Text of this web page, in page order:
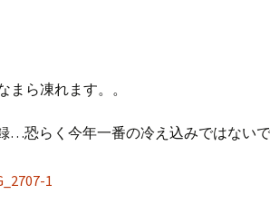
ら凍れます。。
恐らく今年一番の冷え込みではない